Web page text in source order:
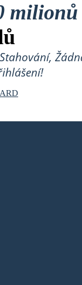
milionů